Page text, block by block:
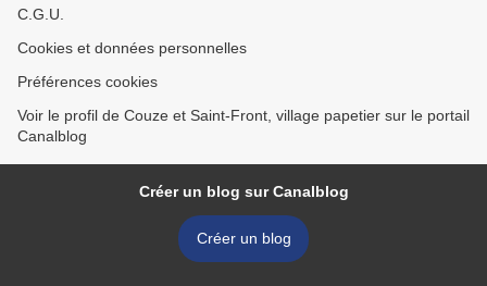
C.G.U.
Cookies et données personnelles
Préférences cookies
Voir le profil de Couze et Saint-Front, village papetier sur le portail
Canalblog
Créer un blog sur Canalblog
Créer un blog